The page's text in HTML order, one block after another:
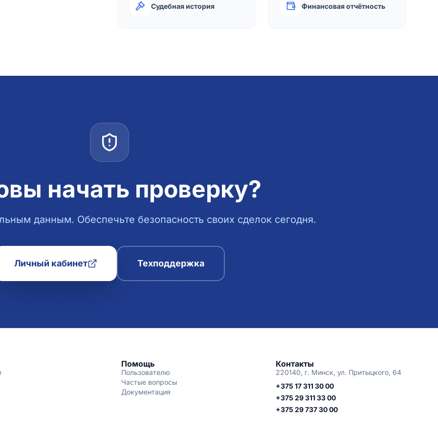
Судебная история Финансовая отчётность
начать проверку?
данным. Обеспечьте безопасность своих сделок сегодня.
Личный кабинет Техподдержка
Помощь
Пользователю
Частые вопросы
Документация
Контакты
220140, г. Минск, ул. Притыцкого, 64
+375 17 311 30 00
+375 29 311 33 00
+375 29 737 30 00